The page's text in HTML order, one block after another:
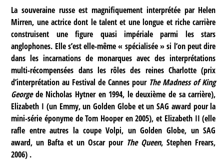
La souveraine russe est magnifiquement interprétée par Helen
Mirren, une actrice dont le talent et une longue et riche carrière
construisent une figure quasi impériale parmi les stars
anglophones. Elle s’est elle-même « spécialisée » si l’on peut dire
dans les incarnations de monarques avec des interprétations
multi-récompensées dans les rôles des reines Charlotte (prix
d’interprétation au Festival de Cannes pour The Madness of King
Georgede Nicholas Hytner en 1994, le deuxième de sa carrière),
Elizabeth I (un Emmy, un Golden Globe et un SAG award pour la
mini-série éponyme de Tom Hooper en 2005), et Elizabeth II (elle
rafle entre autres la coupe Volpi, un Golden Globe, un SAG
award, un Bafta et un Oscar pour The Queen, Stephen Frears,
2006) .